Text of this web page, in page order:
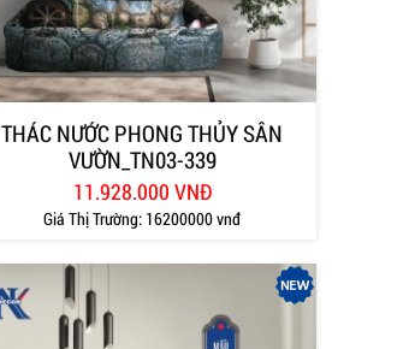
THÁC NƯỚC PHONG THỦY SÂN
VƯỜN_TN03-339
11.928.000 VNĐ
Giá Thị Trường: 16200000 vnđ